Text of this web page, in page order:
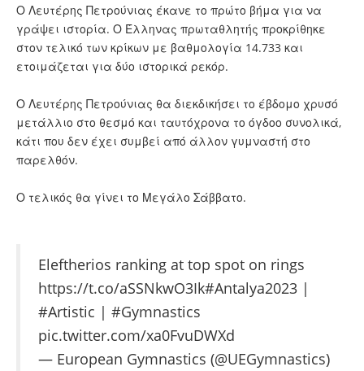
Ο Λευτέρης Πετρούνιας έκανε το πρώτο βήμα για να
γράψει ιστορία. Ο Έλληνας πρωταθλητής προκρίθηκε
στον τελικό των κρίκων με βαθμολογία 14.733 και
ετοιμάζεται για δύο ιστορικά ρεκόρ.
Ο Λευτέρης Πετρούνιας θα διεκδικήσει το έβδομο χρυσό
μετάλλιο στο θεσμό και ταυτόχρονα το όγδοο συνολικά,
κάτι που δεν έχει συμβεί από άλλον γυμναστή στο
παρελθόν.
Ο τελικός θα γίνει το Μεγάλο Σάββατο.
Eleftherios ranking at top spot on rings
https://t.co/aSSNkwO3Ik#Antalya2023 |
#Artistic | #Gymnastics
pic.twitter.com/xa0FvuDWXd
— European Gymnastics (@UEGymnastics)